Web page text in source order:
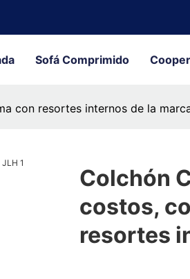
Sofá Comprimido
con resortes internos de la
Colchón
costos,
resortes